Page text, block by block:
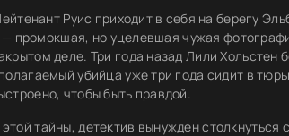
Руис приходит в себя на берегу
— промокшая, но уцелевшая чужая
деле. Три года назад Лили Хольстен
убийца уже три года сидит в
чтобы быть правдой.
тайны, детектив вынужден столкнуться